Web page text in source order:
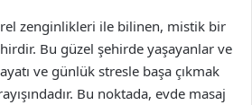
zenginlikleri ile bilinen, mistik bir
Bu güzel şehirde yaşayanlar ve
ve günlük stresle başa çıkmak
Bu noktada, evde masaj